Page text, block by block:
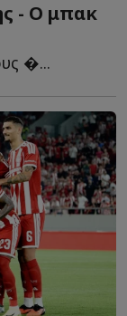
- Ο μπακ
�...